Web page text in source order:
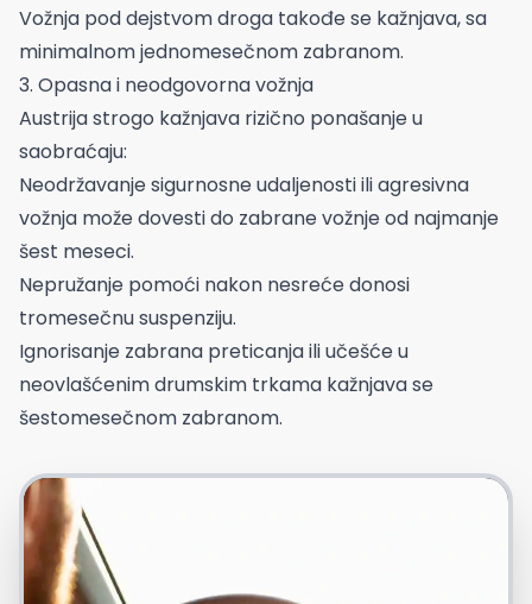
Vožnja pod dejstvom droga takođe se kažnjava, sa
minimalnom jednomesečnom zabranom.
3. Opasna i neodgovorna vožnja
Austrija strogo kažnjava rizično ponašanje u
saobraćaju:
Neodržavanje sigurnosne udaljenosti ili agresivna
vožnja može dovesti do zabrane vožnje od najmanje
šest meseci.
Nepružanje pomoći nakon nesreće donosi
tromesečnu suspenziju.
Ignorisanje zabrana preticanja ili učešće u
neovlašćenim drumskim trkama kažnjava se
šestomesečnom zabranom.
Foto: Freepik.com